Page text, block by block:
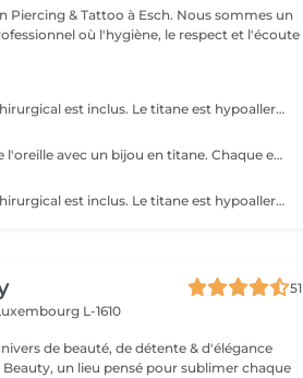
où l'hygiène, le respect et l'écoute
Un Piercing en titane chirurgical est inclus. Le titane est hypoallergénique, léger et idéal pour les premières phases de cicatrisation. Si tu souhaites te faire percer mais que tu as peur des aiguilles ou que tu souffres d'anxiété (stress, blocage), nous te demandons de bien vouloir réserver le service intitulé: <<NOM DU PIERCING (Phobie des aiguilles)>> Ce service ne côute pas plus cher. Il est simplement prévu pour des raisons d'organisation, afin que tout le monde soit à l'aise et bien accueilli(e).
Perçage du cartilage de l'oreille avec un bijou en titane. Chaque emplacement est choisi pour s'adapter à l'anatomie de votre oreille. Si tu souhaites te faire percer mais que tu as peur des aiguilles ou que tu souffres d'anxiété (stress, blocage), nous te demandons de bien vouloir réserver le service intitulé: <<NOM DU PIERCING (Phobie des aiguilles)>> Ce service ne côute pas plus cher. Il est simplement prévu pour des raisons d'organisation, afin que tout le monde soit à l'aise et bien accueilli(e).
Un Piercing en titane chirurgical est inclus. Le titane est hypoallergénique, léger et idéal pour les premières phases de cicatrisation. Si tu souhaites te faire percer mais que tu as peur des aiguilles ou que tu souffres d'anxiété (stress, blocage), nous te demandons de bien vouloir réserver le service intitulé: <<NOM DU PIERCING (Phobie des aiguilles)>> Ce service ne côute pas plus cher. Il est simplement prévu pour des raisons d'organisation, afin que tout le monde soit à l'aise et bien accueilli(e).
51
L-1610
de beauté, de détente & d'élégance
Beauty, un lieu pensé pour sublimer chaque